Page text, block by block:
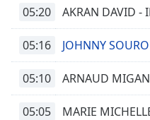
05:20 AKRAN DAVID -
05:16 JOHNNY
05:10 ARNAUD
05:05 MARIE